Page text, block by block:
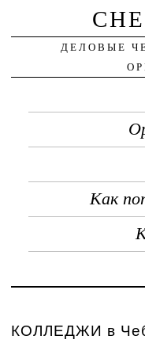
ДЕЛОВЫЕ
Как
КОЛЛЕДЖИ в